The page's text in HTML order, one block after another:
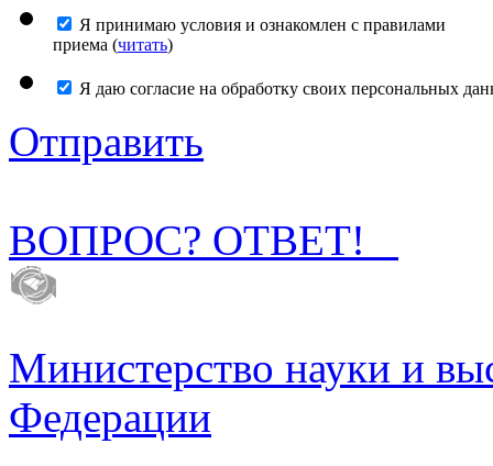
Я принимаю условия и ознакомлен с правилами
приема (читать)
Я даю согласие на обработку своих персональных
Отправить
ВОПРОС? ОТВЕТ!
Министерство науки и
Федерации